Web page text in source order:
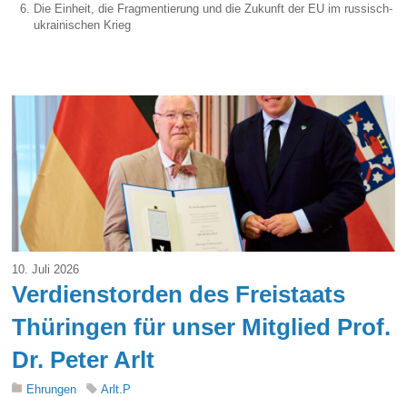
Die Einheit, die Fragmentierung und die Zukunft der EU im russisch-
ukrainischen Krieg
10. Juli 2026
Verdienstorden des Freistaats
Thüringen für unser Mitglied Prof.
Dr. Peter Arlt
Ehrungen
Arlt.P